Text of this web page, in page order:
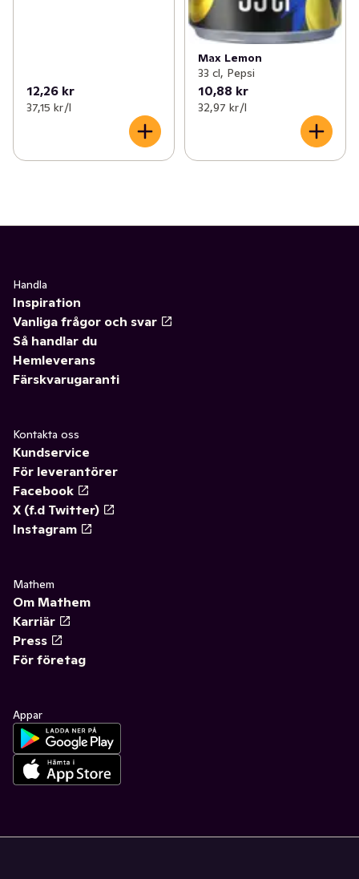
12,26 kr
37,15 kr /l
Max Lemon
33 cl, Pepsi
10,88 kr
32,97 kr /l
Handla
Inspiration
Vanliga frågor och svar
Så handlar du
Hemleverans
Färskvarugaranti
Kontakta oss
Kundservice
För leverantörer
Facebook
X (f.d Twitter)
Instagram
Mathem
Om Mathem
Karriär
Press
För företag
Appar